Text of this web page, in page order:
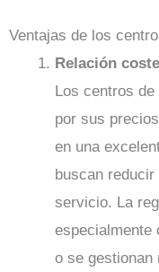
Ventajas de los
Relación
Los centros
por sus
en una
buscan
servicio. La
especialmente
o se gestionan